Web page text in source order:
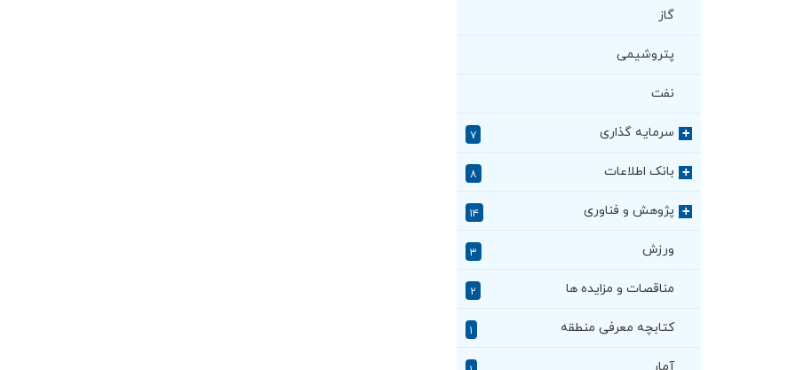
گاز
پتروشیمی
نفت
+ سرمایه گذاری ۷
+ بانک اطلاعات ۸
+ پژوهش و فناوری ۱۴
ورزش ۳
مناقصات و مزایده ها ۲
کتابچه معرفی منطقه ۱